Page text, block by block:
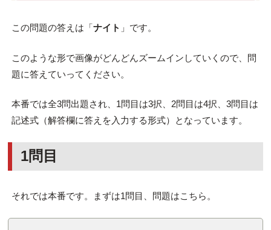
この問題の答えは「ナイト 」です。
このような形で画像がどんどんズームインしていくので、問
題に答えていってください。
本番では全3問出題され、1問目は3択、2問目は4択、3問目は
記述式（解答欄に答えを入力する形式）となっています。
1問目
それでは本番です。まずは1問目、問題はこちら。